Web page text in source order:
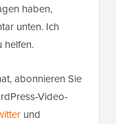
haben,
unten. Ich
helfen.
abonnieren Sie
Video-
und